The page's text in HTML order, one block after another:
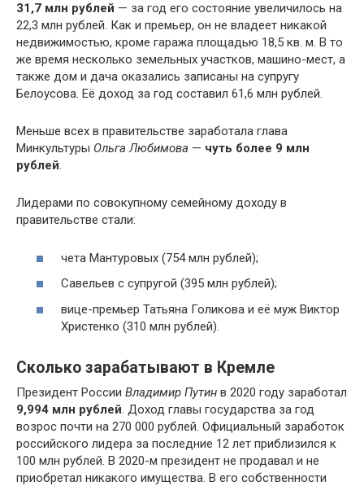
31,7 млн рублей — за год его состояние увеличилось на
22,3 млн рублей. Как и премьер, он не владеет никакой
недвижимостью, кроме гаража площадью 18,5 кв. м. В то
же время несколько земельных участков, машино-мест, а
также дом и дача оказались записаны на супругу
Белоусова. Её доход за год составил 61,6 млн рублей.
Меньше всех в правительстве заработала глава
Минкультуры Ольга Любимова — чуть более 9 млн
рублей.
Лидерами по совокупному семейному доходу в
правительстве стали:
чета Мантуровых (754 млн рублей);
Савельев с супругой (395 млн рублей);
вице-премьер Татьяна Голикова и её муж Виктор
Христенко (310 млн рублей).
Сколько зарабатывают в Кремле
Президент России Владимир Путин в 2020 году заработал
9,994 млн рублей. Доход главы государства за год
возрос почти на 270 000 рублей. Официальный заработок
российского лидера за последние 12 лет приблизился к
100 млн рублей. В 2020-м президент не продавал и не
приобретал никакого имущества. В его собственности